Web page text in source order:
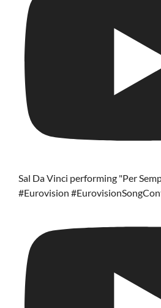
Sal Da Vinci performing "Per
#Eurovision